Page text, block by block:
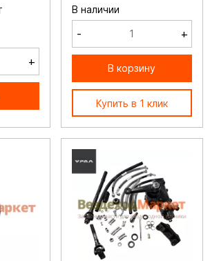
+
В наличии
- +
В корзину
Купить в 1 клик